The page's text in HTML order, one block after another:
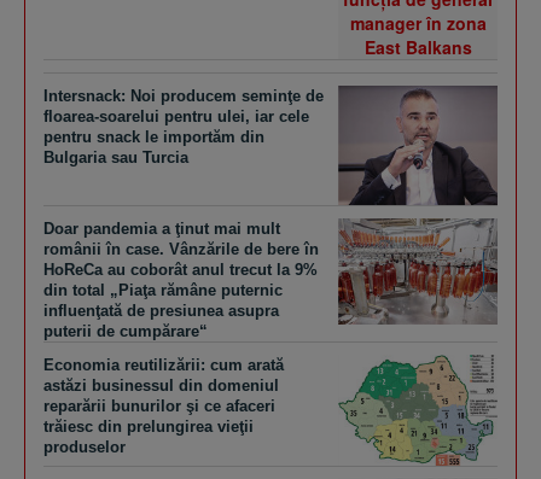
Intersnack: Noi producem seminţe de
floarea-soarelui pentru ulei, iar cele
pentru snack le importăm din
Bulgaria sau Turcia
Doar pandemia a ţinut mai mult
românii în case. Vânzările de bere în
HoReCa au coborât anul trecut la 9%
din total „Piaţa rămâne puternic
influenţată de presiunea asupra
puterii de cumpărare“
Economia reutilizării: cum arată
astăzi businessul din domeniul
reparării bunurilor şi ce afaceri
trăiesc din prelungirea vieţii
produselor